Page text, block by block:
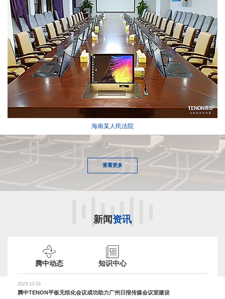
海南某人民法院
查看更多
新闻 资讯
腾中动态 知识中心
2023-10-19
腾中TENON平板无纸化会议成功助力广州日报传媒会议室建设